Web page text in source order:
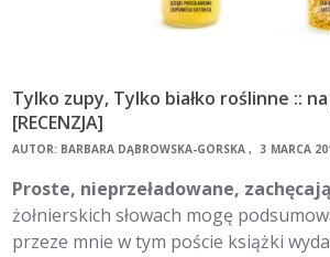
Tylko zupy, Tylko białko roślinne ::
[RECENZJA]
AUTOR: BARBARA DĄBROWSKA-GÓRSKA 3 MARCA
Proste, nieprzeładowane,
żołnierskich słowach mogę
przeze mnie w tym poście książki